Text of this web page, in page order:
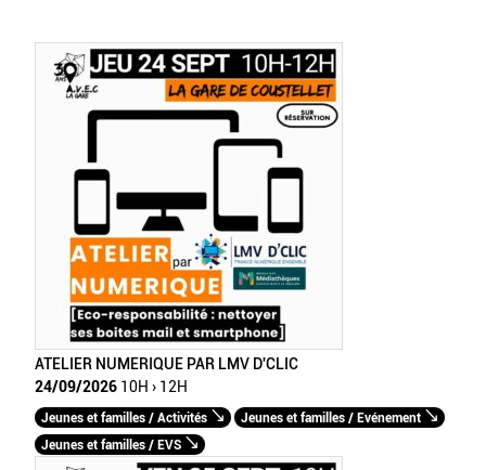
ATELIER NUMERIQUE PAR LMV D'CLIC
24/09/2026 10H › 12H
Jeunes et familles / Activités
Jeunes et familles / Evénement
Jeunes et familles / EVS